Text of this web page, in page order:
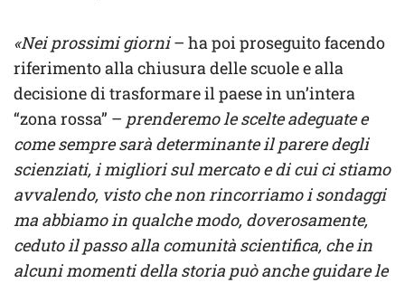
«Nei prossimi giorni– ha poi proseguito facendo
riferimento alla chiusura delle scuole e alla
decisione di trasformare il paese in un’intera
“zona rossa” – prenderemo le scelte adeguate e
come sempre sarà determinante il parere degli
scienziati, i migliori sul mercato e di cui ci stiamo
avvalendo, visto che non rincorriamo i sondaggi
ma abbiamo in qualche modo, doverosamente,
ceduto il passo alla comunità scientifica, che in
alcuni momenti della storia può anche guidare le